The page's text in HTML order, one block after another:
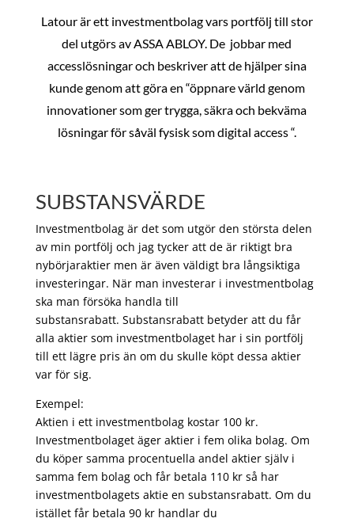
Latour är ett investmentbolag vars portfölj till stor
del utgörs av ASSA ABLOY. De jobbar med
accesslösningar och beskriver att de hjälper sina
kunde genom att göra en “öppnare värld genom
innovationer som ger trygga, säkra och bekväma
lösningar för såväl fysisk som digital access “.
SUBSTANSVÄRDE
Investmentbolag är det som utgör den största delen
av min portfölj och jag tycker att de är riktigt bra
nybörjaraktier men är även väldigt bra långsiktiga
investeringar. När man investerar i investmentbolag
ska man försöka handla till
substansrabatt. Substansrabatt betyder att du får
alla aktier som investmentbolaget har i sin portfölj
till ett lägre pris än om du skulle köpt dessa aktier
var för sig.
Exempel:
Aktien i ett investmentbolag kostar 100 kr.
Investmentbolaget äger aktier i fem olika bolag. Om
du köper samma procentuella andel aktier själv i
samma fem bolag och får betala 110 kr så har
investmentbolagets aktie en substansrabatt. Om du
istället får betala 90 kr handlar du